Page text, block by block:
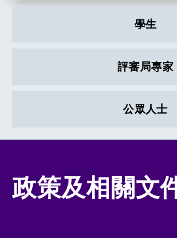
學生
評審局專家
公眾人士
政策及相關文